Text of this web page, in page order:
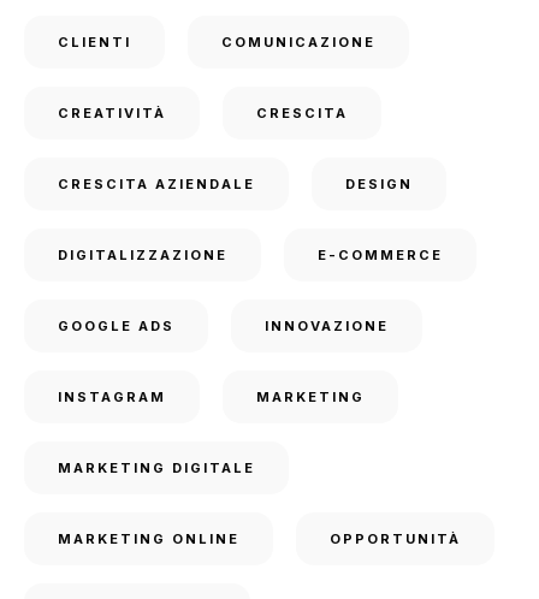
CLIENTI COMUNICAZIONE
CREATIVITÀ CRESCITA
CRESCITA AZIENDALE DESIGN
DIGITALIZZAZIONE E-COMMERCE
GOOGLE ADS INNOVAZIONE
INSTAGRAM MARKETING
MARKETING DIGITALE
MARKETING ONLINE OPPORTUNITÀ